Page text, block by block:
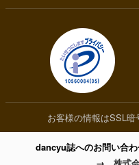
お客様の情報はSSL
dancyu誌へのお問い合